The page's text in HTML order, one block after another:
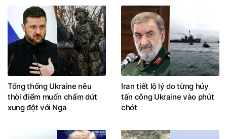
Tổng thống Ukraine nêu
thời điểm muốn chấm dứt
xung đột với Nga
Iran tiết lộ lý do từng hủy
tấn công Ukraine vào phút
chót